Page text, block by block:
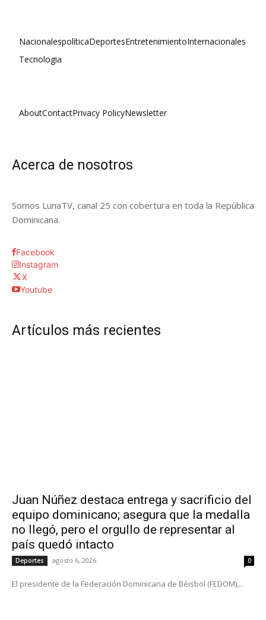
NacionalespolíticaDeportesEntretenimientoInternacionales
Tecnologia
AboutContactPrivacy PolicyNewsletter
Acerca de nosotros
Somos LunaTV, canal 25 con cobertura en toda la República
Dominicana.
Facebook
Instagram
X
Youtube
Artículos más recientes
Juan Núñez destaca entrega y sacrificio del
equipo dominicano; asegura que la medalla
no llegó, pero el orgullo de representar al
país quedó intacto
Deportes agosto 6, 2026 0
El presidente de la Federación Dominicana de Béisbol (FEDOM),...